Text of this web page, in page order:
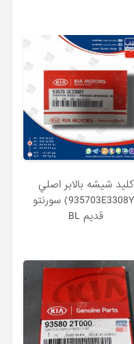
كليد شيشه بالابر اصلي
(935703E3308Y) سورنتو
قدیم BL